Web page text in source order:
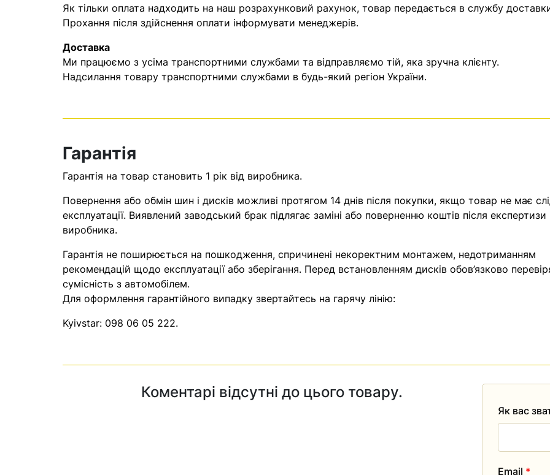
Як тільки оплата надходить на наш розрахунковий рахунок, товар передається в службу
Прохання після здійснення оплати інформувати менеджерів.
Доставка
Ми працюємо з усіма транспортними службами та відправляємо тій, яка зручна клієнту.
Надсилання товару транспортними службами в будь-який регіон України.
Гарантія
Гарантія на товар становить 1 рік від виробника.
Повернення або обмін шин і дисків можливі протягом 14 днів після покупки, якщо товар не має
експлуатації. Виявлений заводський брак підлягає заміні або поверненню коштів після експертизи
виробника.
Гарантія не поширюється на пошкодження, спричинені некоректним монтажем, недотриманням
рекомендацій щодо експлуатації або зберігання. Перед встановленням дисків обов’язково
сумісність з автомобілем.
Для оформлення гарантійного випадку звертайтесь на гарячу лінію:
Kyivstar: 098 06 05 222.
Коментарі відсутні до цього товару.
Як вас
Email *